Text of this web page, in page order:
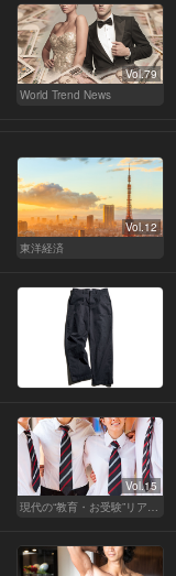
Vol.79
World Trend News
Vol.12
東洋経済
Vol.15
現代の“教育・お受験”リアルドキュメント